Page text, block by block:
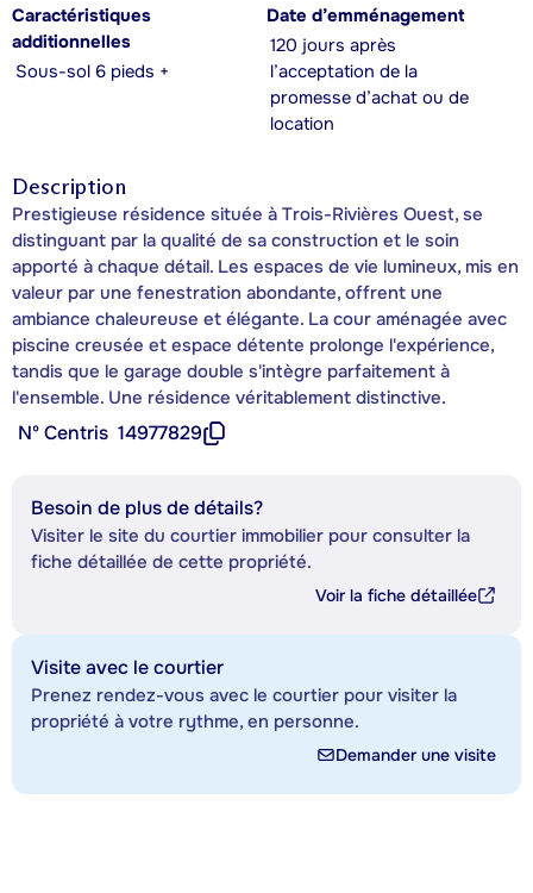
Caractéristiques
additionnelles
Sous-sol 6 pieds +
Date d’emménagement
120 jours après
l’acceptation de la
promesse d’achat ou de
location
Description
Prestigieuse résidence située à Trois-Rivières Ouest, se
distinguant par la qualité de sa construction et le soin
apporté à chaque détail. Les espaces de vie lumineux, mis en
valeur par une fenestration abondante, offrent une
ambiance chaleureuse et élégante. La cour aménagée avec
piscine creusée et espace détente prolonge l'expérience,
tandis que le garage double s'intègre parfaitement à
l'ensemble. Une résidence véritablement distinctive.
Nº Centris 14977829
Besoin de plus de détails?
Visiter le site du courtier immobilier pour consulter la
fiche détaillée de cette propriété.
Voir la fiche détaillée
Visite avec le courtier
Prenez rendez-vous avec le courtier pour visiter la
propriété à votre rythme, en personne.
Demander une visite